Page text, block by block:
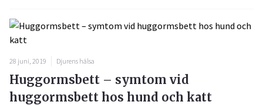
28 juni, 2019 Djurens hälsa
Huggormsbett – symtom vid
huggormsbett hos hund och katt